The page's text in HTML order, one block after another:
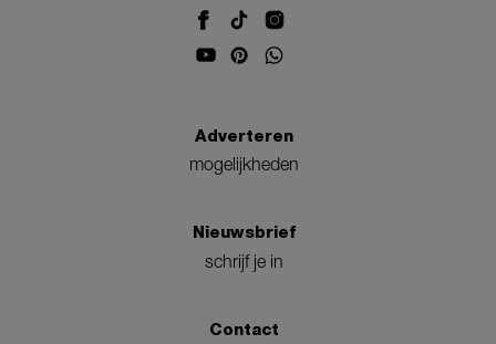
Adverteren
mogelijkheden
Nieuwsbrief
schrijf je in
Contact